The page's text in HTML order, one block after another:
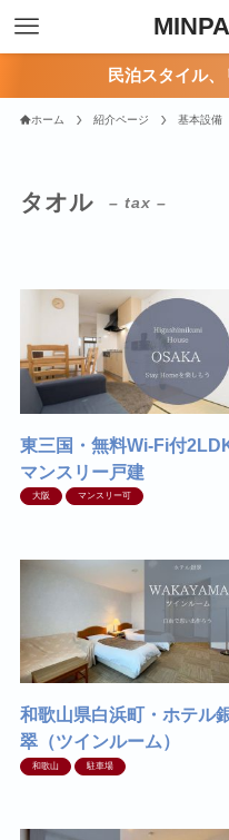
民泊スタイル
ホーム 紹介ページ 基本設備
タオル – tax –
東三国・無料Wi-Fi付
マンスリー戸建
大阪 マンスリー可
和歌山県白浜町・ホテル
翠（ツインルーム）
和歌山 駐車場